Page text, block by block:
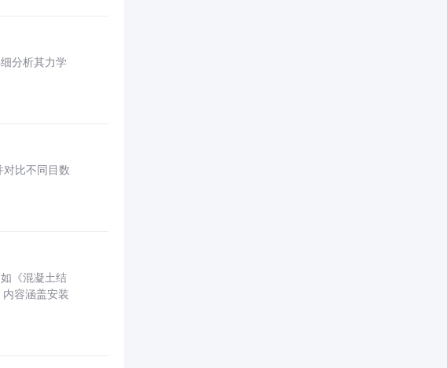
分析其力学
对比不同目数
《混凝土结
内容涵盖安装